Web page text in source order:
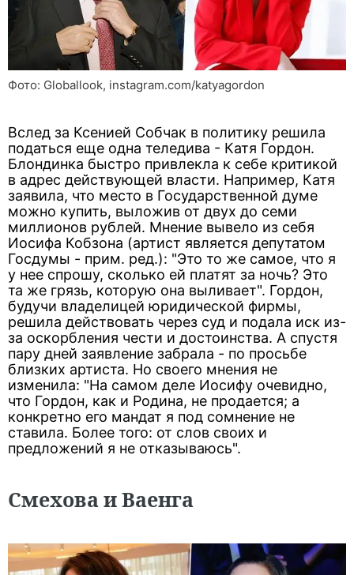
Фото: Globallook, instagram.com/katyagordon
Вслед за Ксенией Собчак в политику решила
податься еще одна теледива - Катя Гордон.
Блондинка быстро привлекла к себе критикой
в адрес действующей власти. Например, Катя
заявила, что место в Государственной думе
можно купить, выложив от двух до семи
миллионов рублей. Мнение вывело из себя
Иосифа Кобзона (артист является депутатом
Госдумы - прим. ред.): "Это то же самое, что я
у нее спрошу, сколько ей платят за ночь? Это
та же грязь, которую она выливает". Гордон,
будучи владелицей юридической фирмы,
решила действовать через суд и подала иск из-
за оскорбления чести и достоинства. А спустя
пару дней заявление забрала - по просьбе
близких артиста. Но своего мнения не
изменила: "На самом деле Иосифу очевидно,
что Гордон, как и Родина, не продается; а
конкретно его мандат я под сомнение не
ставила. Более того: от слов своих и
предложений я не отказываюсь".
Смехова и Ваенга